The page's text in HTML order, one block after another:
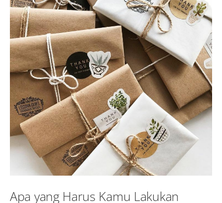
Apa yang Harus Kamu Lakukan